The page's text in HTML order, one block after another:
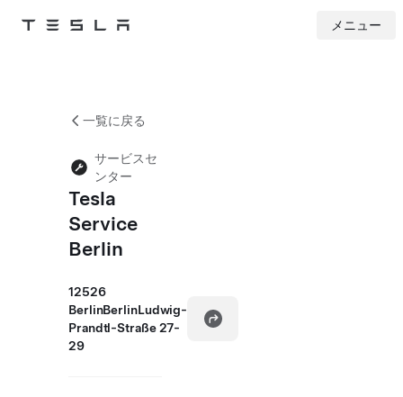
Tesla メニュー
一覧に戻る
サービスセ
ンター
Tesla
Service
Berlin
12526
BerlinBerlinLudwig-
Prandtl-Straße 27-
29